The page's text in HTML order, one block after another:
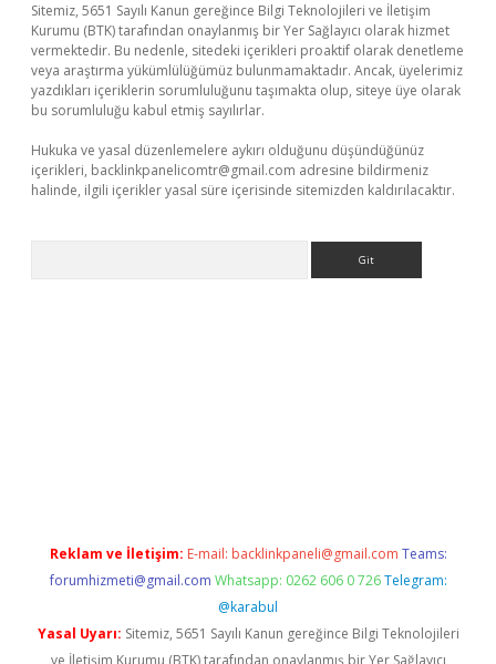
Sitemiz, 5651 Sayılı Kanun gereğince Bilgi Teknolojileri ve İletişim
Kurumu (BTK) tarafından onaylanmış bir Yer Sağlayıcı olarak hizmet
vermektedir. Bu nedenle, sitedeki içerikleri proaktif olarak denetleme
veya araştırma yükümlülüğümüz bulunmamaktadır. Ancak, üyelerimiz
yazdıkları içeriklerin sorumluluğunu taşımakta olup, siteye üye olarak
bu sorumluluğu kabul etmiş sayılırlar.
Hukuka ve yasal düzenlemelere aykırı olduğunu düşündüğünüz
içerikleri, backlinkpanelicomtr@gmail.com adresine bildirmeniz
halinde, ilgili içerikler yasal süre içerisinde sitemizden kaldırılacaktır.
Reklam ve İletişim: E-mail: backlinkpaneli@gmail.com Teams:
forumhizmeti@gmail.com Whatsapp: 0262 606 0 726 Telegram:
@karabul
Yasal Uyarı: Sitemiz, 5651 Sayılı Kanun gereğince Bilgi Teknolojileri
ve İletişim Kurumu (BTK) tarafından onaylanmış bir Yer Sağlayıcı